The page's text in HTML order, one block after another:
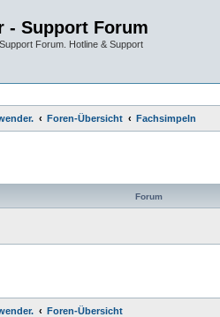
- Support Forum
Forum. Hotline & Support
Foren-Übersicht
Fachsimpeln
Forum
Foren-Übersicht